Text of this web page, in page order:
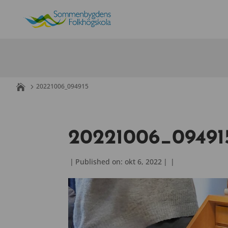
content
20221006_094915
| Published on: okt 6, 2022 | |